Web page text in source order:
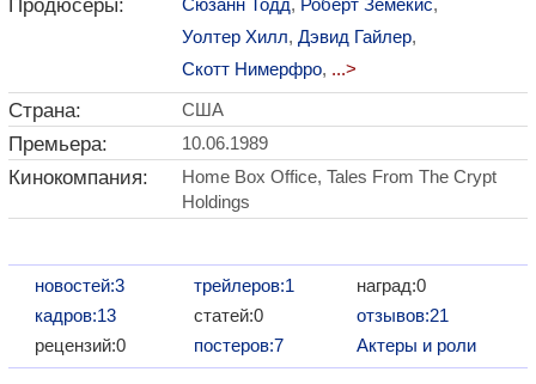
Продюсеры: Сюзанн Тодд, Роберт Земекис,
Уолтер Хилл, Дэвид Гайлер,
Скотт Нимерфро, ...>
Страна: США
Премьера: 10.06.1989
Кинокомпания:
Home Box Office, Tales From The Crypt
Holdings
новостей:3
кадров:13
рецензий:0
трейлеров:1
статей:0
постеров:7
наград:0
отзывов:21
Актеры и роли